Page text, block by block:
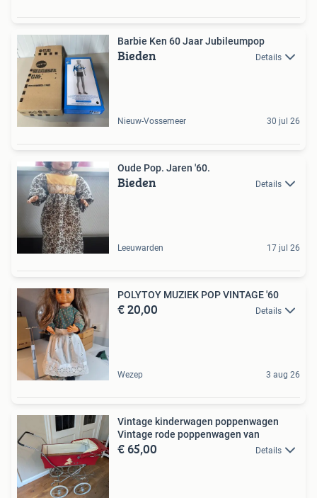
Barbie Ken 60 Jaar Jubileumpop
Bieden Details
Nieuw-Vossemeer 30 jul 26
Oude Pop. Jaren '60.
Bieden Details
Leeuwarden 17 jul 26
POLYTOY MUZIEK POP VINTAGE '60
€ 20,00 Details
Wezep 3 aug 26
Vintage kinderwagen poppenwagen
Vintage rode poppenwagen van
€ 65,00 Details